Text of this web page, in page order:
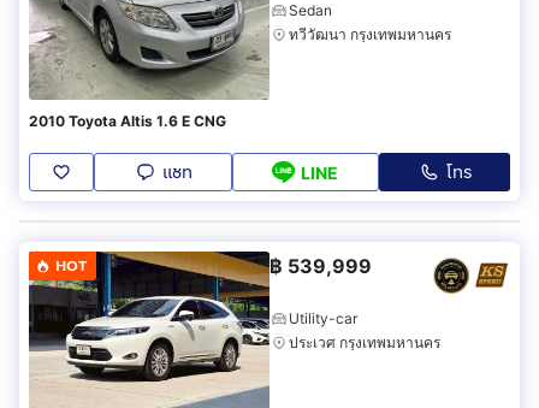
Sedan
ทวีวัฒนา กรุงเทพมหานคร
2010 Toyota Altis 1.6 E CNG
แชท LINE โทร
HOT ฿ 539,999
Utility-car
ประเวศ กรุงเทพมหานคร